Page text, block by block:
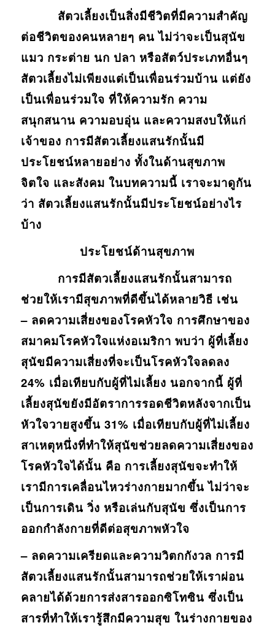
สัตวเลี้ยงเป็นสิ่งมีชีวิตที่มีความสำคัญ
ต่อชีวิตของคนหลายๆ คน ไม่ว่าจะเป็นสุนัข
แมว กระต่าย นก ปลา หรือสัตว์ประเภทอื่นๆ
สัตวเลี้ยงไม่เพียงแต่เป็นเพื่อนร่วมบ้าน แต่ยัง
เป็นเพื่อนร่วมใจ ที่ให้ความรัก ความ
สนุกสนาน ความอบอุ่น และความสงบให้แก่
เจ้าของ การมีสัตวเลี้ยงแสนรักนั้นมี
ประโยชน์หลายอย่าง ทั้งในด้านสุขภาพ
จิตใจ และสังคม ในบทความนี้ เราจะมาดูกัน
ว่า สัตวเลี้ยงแสนรักนั้นมีประโยชน์อย่างไร
บ้าง
ประโยชน์ด้านสุขภาพ
การมีสัตวเลี้ยงแสนรักนั้นสามารถ
ช่วยให้เรามีสุขภาพที่ดีขึ้นได้หลายวิธี เช่น
– ลดความเสี่ยงของโรคหัวใจ การศึกษาของ
สมาคมโรคหัวใจแห่งอเมริกา พบว่า ผู้ที่เลี้ยง
สุนัขมีความเสี่ยงที่จะเป็นโรคหัวใจลดลง
24% เมื่อเทียบกับผู้ที่ไม่เลี้ยง นอกจากนี้ ผู้ที่
เลี้ยงสุนัขยังมีอัตราการรอดชีวิตหลังจากเป็น
หัวใจวายสูงขึ้น 31% เมื่อเทียบกับผู้ที่ไม่เลี้ยง
สาเหตุหนึ่งที่ทำให้สุนัขช่วยลดความเสี่ยงของ
โรคหัวใจได้นั้น คือ การเลี้ยงสุนัขจะทำให้
เรามีการเคลื่อนไหวร่างกายมากขึ้น ไม่ว่าจะ
เป็นการเดิน วิ่ง หรือเล่นกับสุนัข ซึ่งเป็นการ
ออกกำลังกายที่ดีต่อสุขภาพหัวใจ
– ลดความเครียดและความวิตกกังวล การมี
สัตวเลี้ยงแสนรักนั้นสามารถช่วยให้เราผ่อน
คลายได้ด้วยการส่งสารออกซิโทซิน ซึ่งเป็น
สารที่ทำให้เรารู้สึกมีความสุข ในร่างกายของ